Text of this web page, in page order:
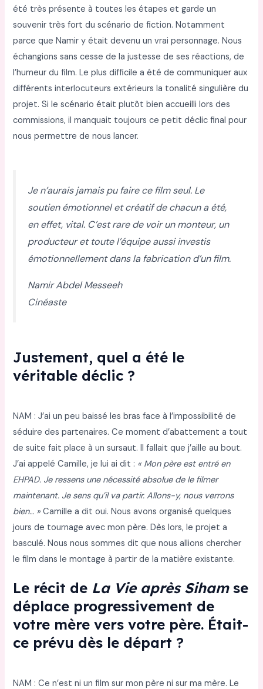
été très présente à toutes les étapes et garde un
souvenir très fort du scénario de fiction. Notamment
parce que Namir y était devenu un vrai personnage. Nous
échangions sans cesse de la justesse de ses réactions, de
l’humeur du film. Le plus difficile a été de communiquer aux
différents interlocuteurs extérieurs la tonalité singulière du
projet. Si le scénario était plutôt bien accueilli lors des
commissions, il manquait toujours ce petit déclic final pour
nous permettre de nous lancer.
Je n’aurais jamais pu faire ce film seul. Le
soutien émotionnel et créatif de chacun a été,
en effet, vital. C’est rare de voir un monteur, un
producteur et toute l’équipe aussi investis
émotionnellement dans la fabrication d’un film.
Namir Abdel Messeeh
Cinéaste
Justement, quel a été le
véritable déclic ?
NAM : J’ai un peu baissé les bras face à l’impossibilité de
séduire des partenaires. Ce moment d’abattement a tout
de suite fait place à un sursaut. Il fallait que j’aille au bout.
J’ai appelé Camille, je lui ai dit : « Mon père est entré en
EHPAD. Je ressens une nécessité absolue de le filmer
maintenant. Je sens qu’il va partir. Allons-y, nous verrons
bien… » Camille a dit oui. Nous avons organisé quelques
jours de tournage avec mon père. Dès lors, le projet a
basculé. Nous nous sommes dit que nous allions chercher
le film dans le montage à partir de la matière existante.
Le récit de La Vie après Sihamse
déplace progressivement de
votre mère vers votre père. Était-
ce prévu dès le départ ?
NAM : Ce n’est ni un film sur mon père ni sur ma mère. Le